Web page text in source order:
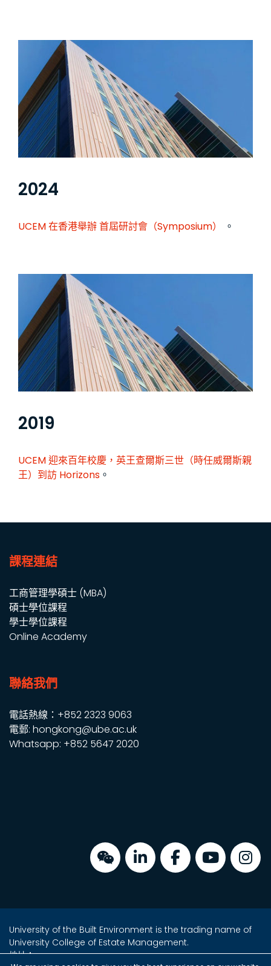
2024
UCEM 在香港舉辦首屆研討會（Symposium） 。
2019
UCEM 迎來百年校慶，英王查爾斯三世（時任威爾斯親
王）到訪 Horizons 。
課程連結
工商管理學碩士 (MBA)
碩士學位課程
學士學位課程
Online Academy
聯絡我們
電話熱線：+852 2323 9063
電郵: hongkong@ube.ac.uk
Whatsapp: +852 5647 2020
University of the Built Environment is the trading name of
University College of Estate Management.
地址：